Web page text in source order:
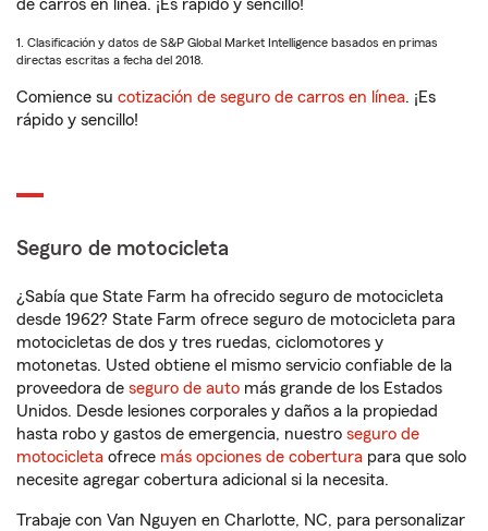
de carros en línea. ¡Es rápido y sencillo!
1. Clasificación y datos de S&P Global Market Intelligence basados en primas
directas escritas a fecha del 2018.
Comience su cotización de seguro de carros en línea. ¡Es
rápido y sencillo!
Seguro de motocicleta
¿Sabía que State Farm ha ofrecido seguro de motocicleta
desde 1962? State Farm ofrece seguro de motocicleta para
motocicletas de dos y tres ruedas, ciclomotores y
motonetas. Usted obtiene el mismo servicio confiable de la
proveedora de seguro de auto más grande de los Estados
Unidos. Desde lesiones corporales y daños a la propiedad
hasta robo y gastos de emergencia, nuestro seguro de
motocicleta ofrece más opciones de cobertura para que solo
necesite agregar cobertura adicional si la necesita.
Trabaje con Van Nguyen en Charlotte, NC, para personalizar